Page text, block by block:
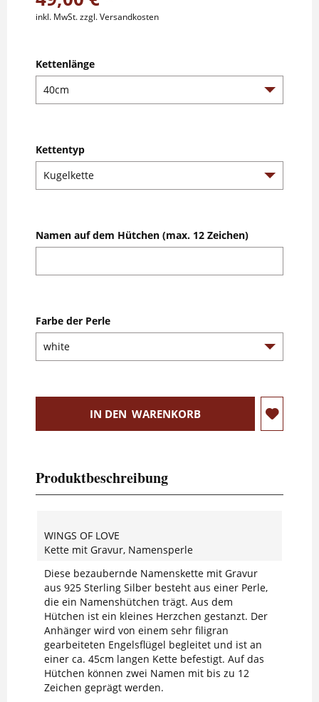
inkl. MwSt.zzgl. Versandkosten
Kettenlänge
Kettentyp
Namen auf dem Hütchen (max. 12 Zeichen)
Farbe der Perle
IN DEN WARENKORB
Produktbeschreibung
WINGS OF LOVE
Kette mit Gravur, Namensperle
Diese bezaubernde Namenskette mit Gravur
aus 925 Sterling Silber besteht aus einer Perle,
die ein Namenshütchen trägt. Aus dem
Hütchen ist ein kleines Herzchen gestanzt. Der
Anhänger wird von einem sehr filigran
gearbeiteten Engelsflügel begleitet und ist an
einer ca. 45cm langen Kette befestigt. Auf das
Hütchen können zwei Namen mit bis zu 12
Zeichen geprägt werden.